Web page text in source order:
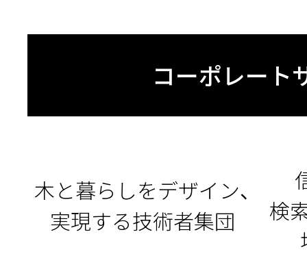
コーポレート
木と暮らしをデザイン、
実現する技術者集団
検